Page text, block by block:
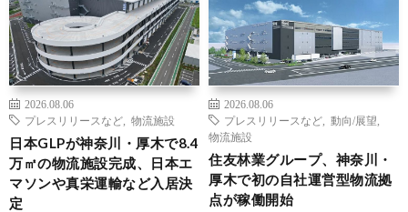
2026.08.06
プレスリリースなど
物流施設
日本GLPが神奈川・厚木で8.4
万㎡の物流施設完成、日本エ
マソンや真栄運輸など入居決
定
2026.08.06
プレスリリースなど
動向/展望
物流施設
住友林業グループ、神奈川・
厚木で初の自社運営型物流拠
点が稼働開始